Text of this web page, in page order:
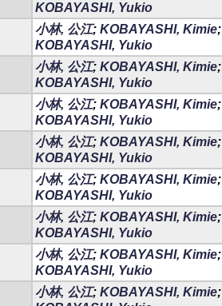
KOBAYASHI, Yukio
小林, 公江; KOBAYASHI, Kimie;
KOBAYASHI, Yukio
小林, 公江; KOBAYASHI, Kimie;
KOBAYASHI, Yukio
小林, 公江; KOBAYASHI, Kimie;
KOBAYASHI, Yukio
小林, 公江; KOBAYASHI, Kimie;
KOBAYASHI, Yukio
小林, 公江; KOBAYASHI, Kimie;
KOBAYASHI, Yukio
小林, 公江; KOBAYASHI, Kimie;
KOBAYASHI, Yukio
小林, 公江; KOBAYASHI, Kimie;
KOBAYASHI, Yukio
小林, 公江; KOBAYASHI, Kimie;